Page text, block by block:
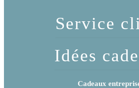
retraite” – Cadeau
départ à laService
Idées
Cadeaux